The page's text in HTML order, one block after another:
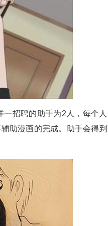
招聘的助手为2人，每个
助漫画的完成。助手会得